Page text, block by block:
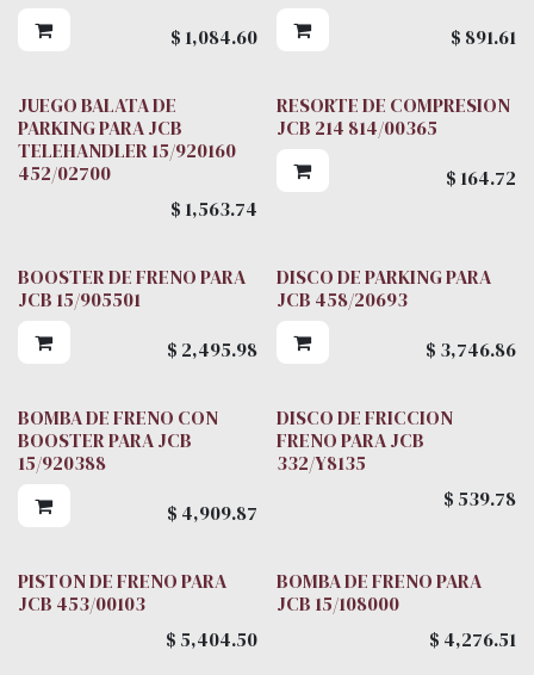
$ 1,084.60
$ 891.61
JUEGO BALATA DE
PARKING PARA JCB
TELEHANDLER 15/920160
452/02700
$ 1,563.74
RESORTE DE COMPRESION
JCB 214 814/00365
$ 164.72
BOOSTER DE FRENO PARA
JCB 15/905501
$ 2,495.98
DISCO DE PARKING PARA
JCB 458/20693
$ 3,746.86
BOMBA DE FRENO CON
BOOSTER PARA JCB
15/920388
$ 4,909.87
DISCO DE FRICCION
FRENO PARA JCB
332/Y8135
$ 539.78
PISTON DE FRENO PARA
JCB 453/00103
$ 5,404.50
BOMBA DE FRENO PARA
JCB 15/108000
$ 4,276.51